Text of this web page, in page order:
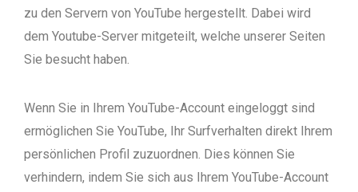
zu den Servern von YouTube hergestellt. Dabei wird
dem Youtube-Server mitgeteilt, welche unserer Seiten
Sie besucht haben.
Wenn Sie in Ihrem YouTube-Account eingeloggt sind
ermöglichen Sie YouTube, Ihr Surfverhalten direkt Ihrem
persönlichen Profil zuzuordnen. Dies können Sie
verhindern, indem Sie sich aus Ihrem YouTube-Account